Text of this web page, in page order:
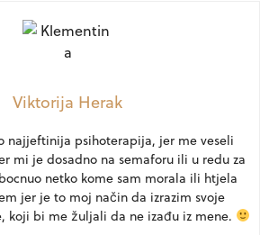
Viktorija Herak
najjeftinija psihoterapija, jer me veseli
mi je dosadno na semaforu ili u redu za
netko kome sam morala ili htjela
jer je to moj način da izrazim svoje
koji bi me žuljali da ne izađu iz mene.